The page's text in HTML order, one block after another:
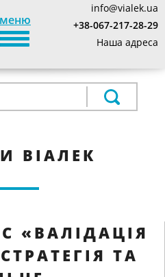
меню
TOGGLE_NAVIGATION
info@vialek.ua
+38-067-217-28-29
Наша адреса
ВІАЛЕК
«ВАЛІДАЦІЯ
ТА